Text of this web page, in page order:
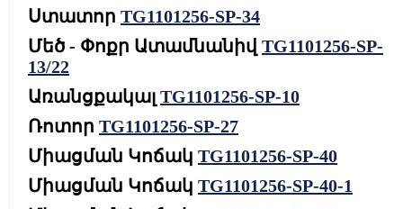
Ստատոր TG1101256-SP-34
Մեծ - Փոքր Ատամնանիվ TG1101256-SP-
13/22
Առանցքակալ TG1101256-SP-10
Ռոտոր TG1101256-SP-27
Միացման Կոճակ TG1101256-SP-40
Միացման Կոճակ TG1101256-SP-40-1